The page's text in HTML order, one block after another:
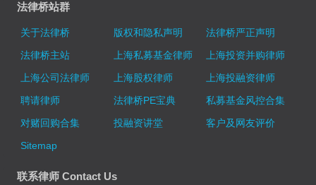
法律桥站群
关于法律桥 版权和隐私声明
法律桥严正声明
法律桥主站
上海私募基金律师
上海投资并购律师
上海公司法律师
上海股权律师
上海投融资律师
聘请律师
法律桥PE宝典
私募基金风控合集
对赌回购合集
投融资讲堂
客户及网友评价
Sitemap
联系律师 Contact Us